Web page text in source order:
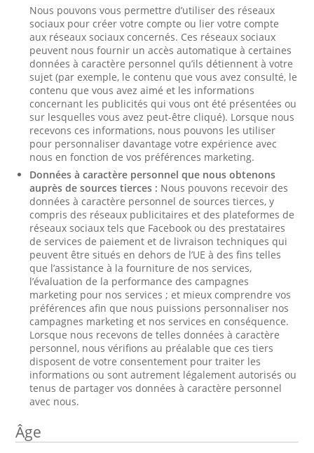
Nous pouvons vous permettre d’utiliser des réseaux
sociaux pour créer votre compte ou lier votre compte
aux réseaux sociaux concernés. Ces réseaux sociaux
peuvent nous fournir un accès automatique à certaines
données à caractère personnel qu’ils détiennent à votre
sujet (par exemple, le contenu que vous avez consulté, le
contenu que vous avez aimé et les informations
concernant les publicités qui vous ont été présentées ou
sur lesquelles vous avez peut-être cliqué). Lorsque nous
recevons ces informations, nous pouvons les utiliser
pour personnaliser davantage votre expérience avec
nous en fonction de vos préférences marketing.
Données à caractère personnel que nous obtenons
auprès de sources tierces : Nous pouvons recevoir des
données à caractère personnel de sources tierces, y
compris des réseaux publicitaires et des plateformes de
réseaux sociaux tels que Facebook ou des prestataires
de services de paiement et de livraison techniques qui
peuvent être situés en dehors de l’UE à des fins telles
que l’assistance à la fourniture de nos services,
l’évaluation de la performance des campagnes
marketing pour nos services ; et mieux comprendre vos
préférences afin que nous puissions personnaliser nos
campagnes marketing et nos services en conséquence.
Lorsque nous recevons de telles données à caractère
personnel, nous vérifions au préalable que ces tiers
disposent de votre consentement pour traiter les
informations ou sont autrement légalement autorisés ou
tenus de partager vos données à caractère personnel
avec nous.
Âge